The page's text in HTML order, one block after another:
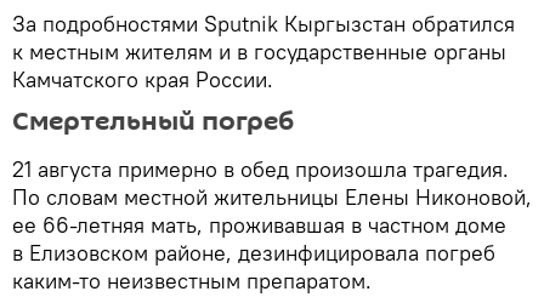
За подробностями Sputnik Кыргызстан обратился
к местным жителям и в государственные органы
Камчатского края России.
Смертельный погреб
21 августа примерно в обед произошла трагедия.
По словам местной жительницы Елены Никоновой,
ее 66-летняя мать, проживавшая в частном доме
в Елизовском районе, дезинфицировала погреб
каким-то неизвестным препаратом.